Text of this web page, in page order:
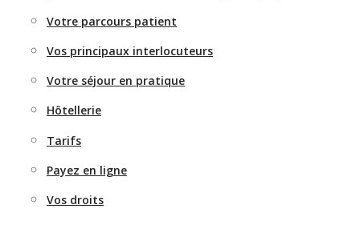
Votre parcours patient
Vos principaux interlocuteurs
Votre séjour en pratique
Hôtellerie
Tarifs
Payez en ligne
Vos droits